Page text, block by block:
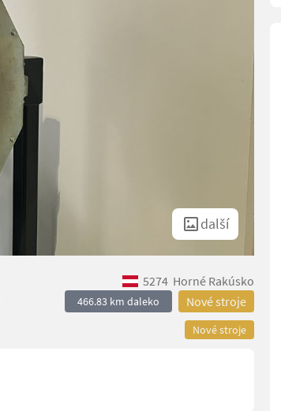
další
5274 Horné Rakúsko
466.83 km daleko Nové stroje
Nové stroje